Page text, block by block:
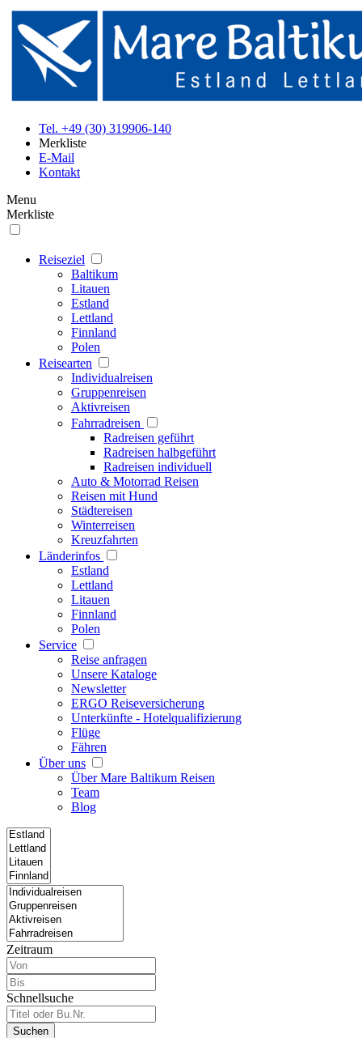
Tel. +49 (30) 319906-140
Merkliste
E-Mail
Kontakt
Menu
Merkliste
Reiseziel
Baltikum
Litauen
Estland
Lettland
Finnland
Polen
Reisearten
Individualreisen
Gruppenreisen
Aktivreisen
Fahrradreisen
Radreisen geführt
Radreisen halbgeführt
Radreisen individuell
Auto & Motorrad Reisen
Reisen mit Hund
Städtereisen
Winterreisen
Kreuzfahrten
Länderinfos
Estland
Lettland
Litauen
Finnland
Polen
Service
Reise anfragen
Unsere Kataloge
Newsletter
ERGO Reiseversicherung
Unterkünfte - Hotelqualifizierung
Flüge
Fähren
Über uns
Über Mare Baltikum Reisen
Team
Blog
Zeitraum
Schnellsuche
Suchen